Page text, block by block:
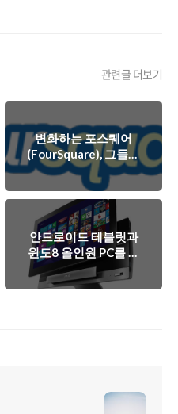
관련글 더보기
변화하는 포스퀘어
(FourSquare), 그들의
최종 목적지는 어디일
까?
안드로이드 테블릿과
윈도8 올인원 PC를 하
나의 단말로 쓸 수 있
다면?